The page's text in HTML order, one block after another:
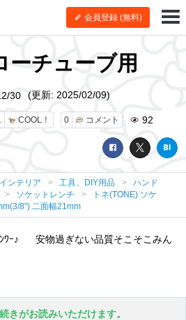
会員登録 (無料)
ーチューブ用
COOL！ 0 コメント 92
30 (更新: 2025/02/09)
ンテリア 工具、DIY用品
ハンド
ソケットレンチ
トネ(TONE) ソケ
8") 二面幅21mm
ﾝﾜｰ♪ 安物過ぎない品質そこそこみん
きがお読みいただけます。